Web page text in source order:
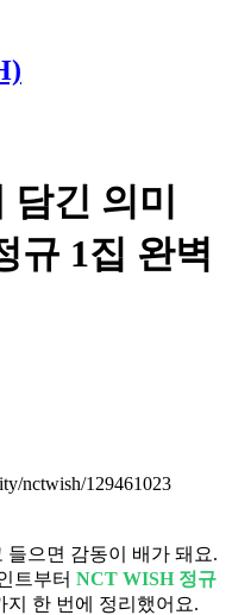
담긴 의미
규 1집 완벽
nctwish/129461023
들으면 감동이 배가 돼요.
트부터 NCT WISH 정규
지 한 번에 정리했어요.